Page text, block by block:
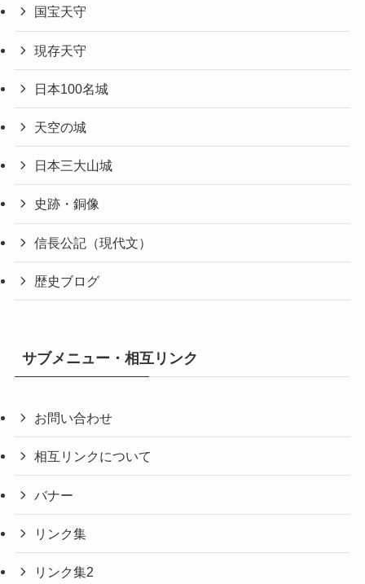
国宝天守
現存天守
日本100名城
天空の城
日本三大山城
史跡・銅像
信長公記（現代文）
歴史ブログ
サブメニュー・相互リンク
お問い合わせ
相互リンクについて
バナー
リンク集
リンク集2